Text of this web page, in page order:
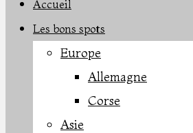
Accueil
Les bons spots
Europe
Allemagne
Corse
Asie